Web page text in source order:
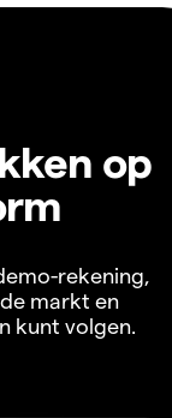
op
rekening,
markt en
kunt volgen.